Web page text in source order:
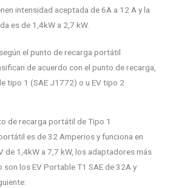
intensidad aceptada de 6A a 12 A y la
es de 1,4kW a 2,7 kW.
el punto de recarga portátil
de acuerdo con el punto de recarga,
tipo 1 (SAE J1772) o u EV tipo 2
de recarga portátil de Tipo 1
es de 32 Amperios y funciona en
de 1,4kW a 7,7 kW, los adaptadores más
los EV Portable T1 SAE de 32A y